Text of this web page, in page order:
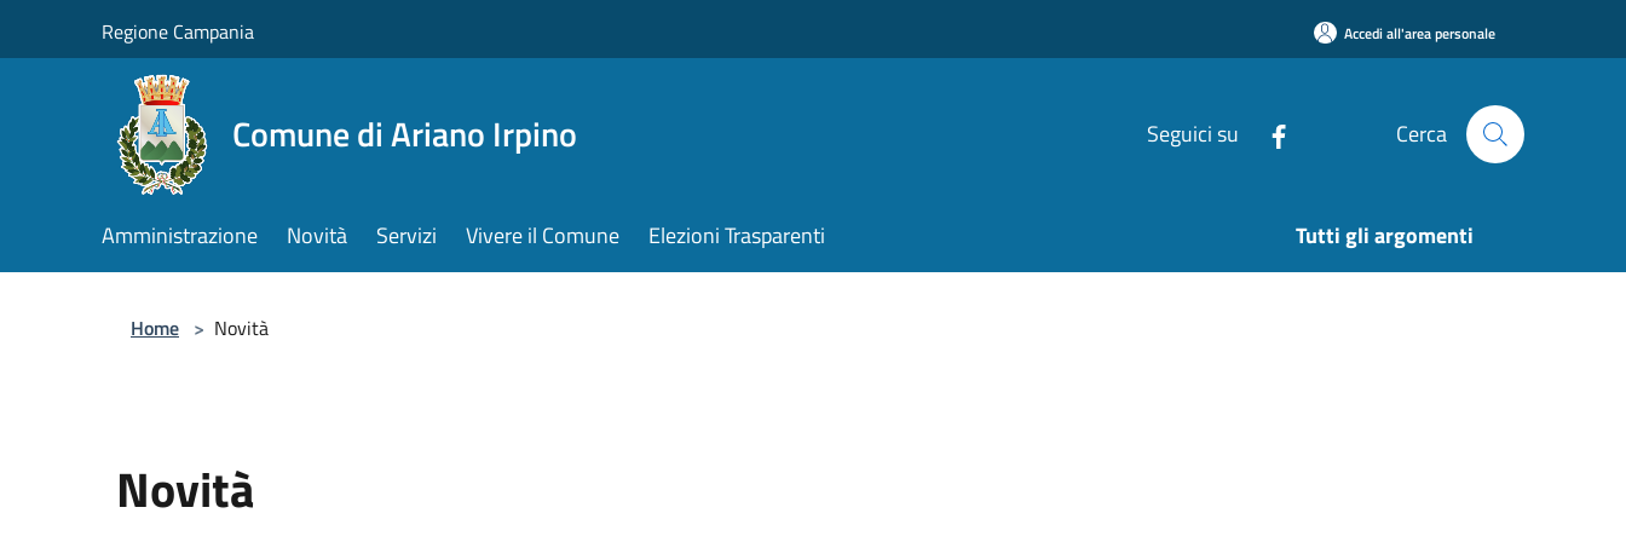
Regione Campania Accedi all'area personale
Comune di Ariano Irpino Seguici su Cerca
Amministrazione Novità Servizi Vivere il Comune Elezioni Trasparenti Tutti gli argomenti
Home > Novità
Novità